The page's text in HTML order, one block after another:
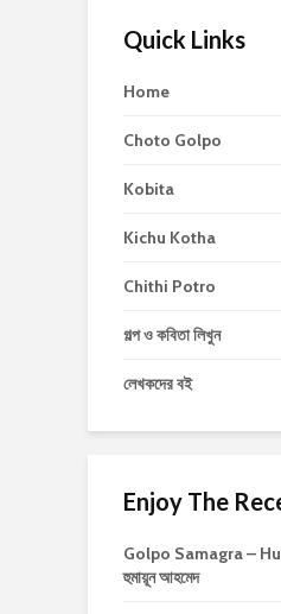
Quick Links
Home
Choto Golpo
Kobita
Kichu Kotha
Chithi Potro
গল্প ও কবিতা লিখুন
লেখকদের বই
Enjoy The
Golpo Samagra –
হুমায়ূন আহমেদ